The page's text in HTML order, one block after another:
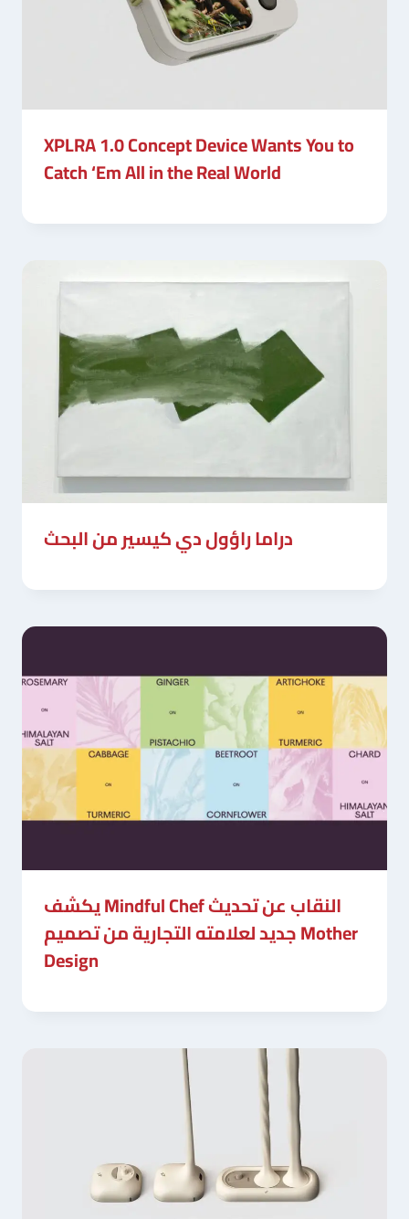
XPLRA 1.0 Concept Device Wants You to
Catch ‘Em All in the Real World
دراما راؤول دي كيسير من البحث
يكشف Mindful Chef النقاب عن تحديث
جديد لعلامته التجارية من تصميم Mother
Design